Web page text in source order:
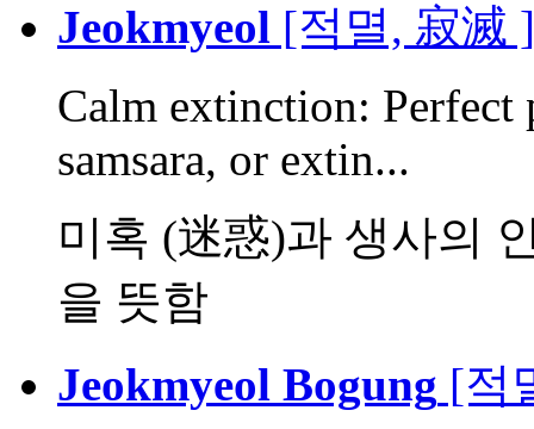
Jeokmyeol [적멸, 寂滅 ]
Calm extinction: Perfect
samsara, or extin...
미혹 (迷惑)과 생사의
을 뜻함
Jeokmyeol Bogung [적